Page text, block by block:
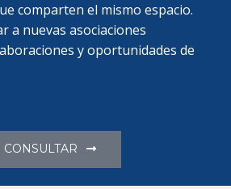
comparten el mismo espacio.
a nuevas asociaciones
y oportunidades de
CONSULTAR